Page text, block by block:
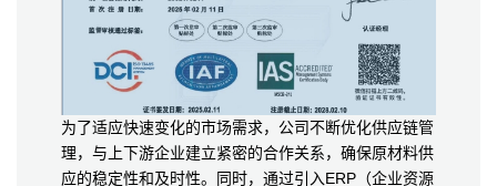
为了适应快速变化的市场需求，公司不断优化供应链管
理，与上下游企业建立紧密的合作关系，确保原材料供
应的稳定性和及时性。同时，通过引入ERP（企业资源